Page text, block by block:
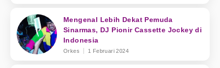
Mengenal Lebih Dekat Pemuda
Sinarmas, DJ Pionir Cassette Jockey di
Indonesia
Orkes 1 Februari 2024